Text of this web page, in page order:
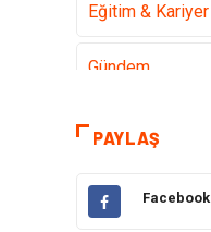
Eğitim & Kariyer
Gündem
Moda
PAYLAŞ
Facebook